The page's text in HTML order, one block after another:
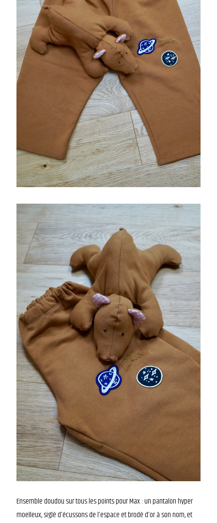
Ensemble doudou sur tous les points pour Max : un pantalon hyper
moelleux, siglé d’écussons de l’espace et brodé d’or à son nom, et